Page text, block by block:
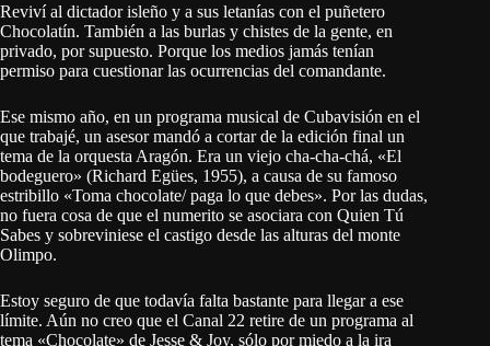
Reviví al dictador isleño y a sus letanías con el puñetero
Chocolatín. También a las burlas y chistes de la gente, en
privado, por supuesto. Porque los medios jamás tenían
permiso para cuestionar las ocurrencias del comandante.
Ese mismo año, en un programa musical de Cubavisión en el
que trabajé, un asesor mandó a cortar de la edición final un
tema de la orquesta Aragón. Era un viejo cha-cha-chá, «El
bodeguero» (Richard Egües, 1955), a causa de su famoso
estribillo «Toma chocolate/ paga lo que debes». Por las dudas,
no fuera cosa de que el numerito se asociara con Quien Tú
Sabes y sobreviniese el castigo desde las alturas del monte
Olimpo.
Estoy seguro de que todavía falta bastante para llegar a ese
límite. Aún no creo que el Canal 22 retire de un programa al
tema «Chocolate» de Jesse & Joy, sólo por miedo a la ira